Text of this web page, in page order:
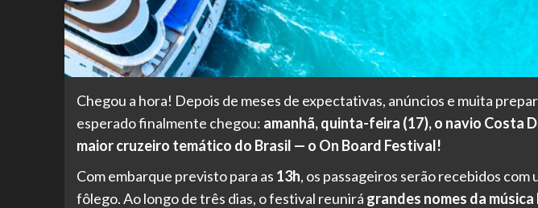
Chegou a hora! Depois de meses de expectativas, anúncios e muita
esperado finalmente chegou: amanhã, quinta-feira (17), o navio Costa
maior cruzeiro temático do Brasil — o On Board Festival!
Com embarque previsto para as 13h, os passageiros serão recebidos
fôlego. Ao longo de três dias, o festival reunirá grandes nomes da